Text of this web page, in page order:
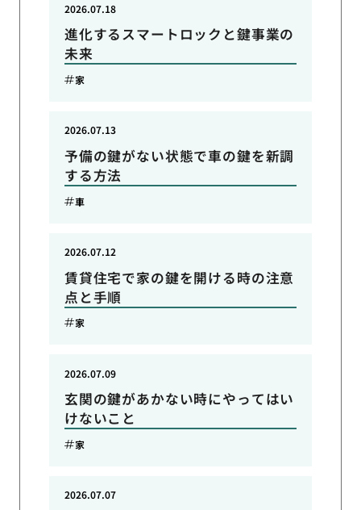
進化するスマートロックと鍵事業の
未来
2026.07.18
家
予備の鍵がない状態で車の鍵を新調
する方法
2026.07.13
車
賃貸住宅で家の鍵を開ける時の注意
点と手順
2026.07.12
家
玄関の鍵があかない時にやってはい
けないこと
2026.07.09
家
2026.07.07